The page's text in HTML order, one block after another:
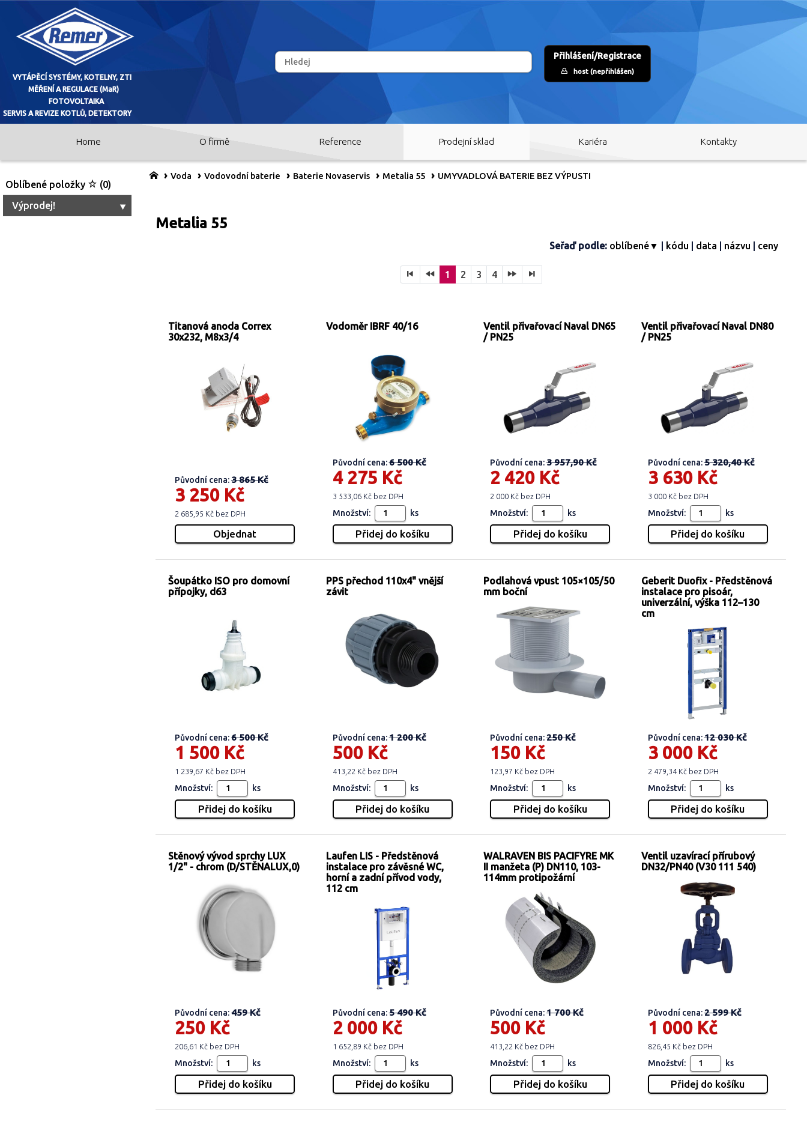
MĚŘENÍ A REGULACE (MaR)
FOTOVOLTAIKA
SERVIS A REVIZE KOTLŮ, DETEKTORY
Přihlášení/Registrace
host (nepřihlášen)
Home O firmě Reference Prodejní sklad Kariéra Kontakty
Oblíbené položky
(0)
Výprodej!
Voda Vodovodní baterie Baterie Novaservis Metalia 55 UMYVADLOVÁ BATERIE BEZ VÝPUSTI
Metalia 55
Seřaď podle: oblíbené▼ kódu data názvu ceny
1 2 3 4
Titanová anoda Correx
30x232, M8x3/4
Původní cena:3 865 Kč
3 250 Kč
2 685,95 Kč bez DPH
Vodoměr IBRF 40/16
Původní cena:6 500 Kč
4 275 Kč
3 533,06 Kč bez DPH
Množství: ks
Ventil přivařovací Naval DN65
/ PN25
Původní cena:3 957,90 Kč
2 420 Kč
2 000 Kč bez DPH
Množství: ks
Ventil přivařovací Naval DN80
/ PN25
Původní cena:5 320,40 Kč
3 630 Kč
3 000 Kč bez DPH
Množství: ks
Šoupátko ISO pro domovní
přípojky, d63
Původní cena:6 500 Kč
1 500 Kč
1 239,67 Kč bez DPH
Množství: ks
PPS přechod 110x4" vnější
závit
Původní cena:1 200 Kč
500 Kč
413,22 Kč bez DPH
Množství: ks
Podlahová vpust 105×105/50
mm boční
Původní cena:250 Kč
150 Kč
123,97 Kč bez DPH
Množství: ks
Geberit Duofix - Předstěnová
instalace pro pisoár,
univerzální, výška 112–130
cm
Původní cena:12 030 Kč
3 000 Kč
2 479,34 Kč bez DPH
Množství: ks
Stěnový vývod sprchy LUX
1/2" - chrom (D/STĚNALUX,0)
Původní cena:459 Kč
250 Kč
206,61 Kč bez DPH
Množství: ks
Laufen LIS - Předstěnová
instalace pro závěsné WC,
horní a zadní přívod vody,
112 cm
Původní cena:5 490 Kč
2 000 Kč
1 652,89 Kč bez DPH
Množství: ks
WALRAVEN BIS PACIFYRE MK
II manžeta (P) DN110, 103-
114mm protipožární
Původní cena:1 700 Kč
500 Kč
413,22 Kč bez DPH
Množství: ks
Ventil uzavírací přírubový
DN32/PN40 (V30 111 540)
Původní cena:2 599 Kč
1 000 Kč
826,45 Kč bez DPH
Množství: ks